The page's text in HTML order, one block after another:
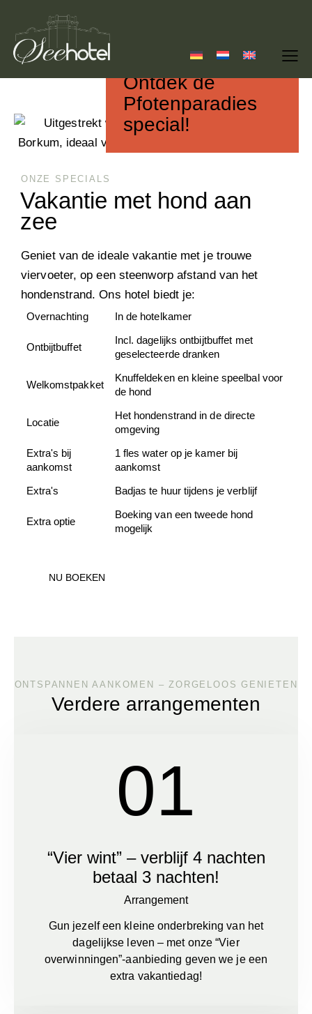
Ontdek de
Pfotenparadies
special!
ONZE SPECIALS
Vakantie met hond aan
zee
Geniet van de ideale vakantie met je trouwe
viervoeter, op een steenworp afstand van het
hondenstrand. Ons hotel biedt je:
Overnachting In de hotelkamer
Ontbijtbuffet
Incl. dagelijks ontbijtbuffet met
geselecteerde dranken
Welkomstpakket
Knuffeldeken en kleine speelbal voor
de hond
Locatie
Het hondenstrand in de directe
omgeving
Extra's bij
aankomst
1 fles water op je kamer bij
aankomst
Extra's
Badjas te huur tijdens je verblijf
Extra optie
Boeking van een tweede hond
mogelijk
NU BOEKEN
ONTSPANNEN AANKOMEN – ZORGELOOS GENIETEN
Verdere arrangementen
01
“Vier wint” – verblijf 4 nachten
betaal 3 nachten!
Arrangement
Gun jezelf een kleine onderbreking van het
dagelijkse leven – met onze “Vier
overwinningen”-aanbieding geven we je een
extra vakantiedag!